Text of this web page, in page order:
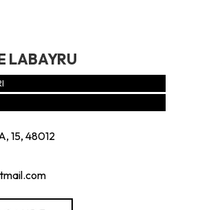
LABAYRU
15, 48012